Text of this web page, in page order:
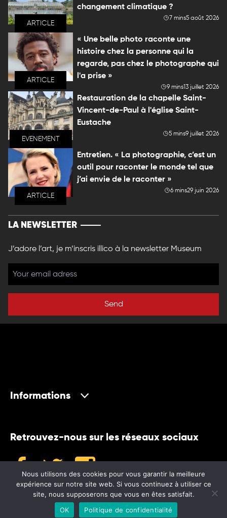
ARTICLE
changement climatique ?
7 mins5 août 2026
ARTICLE
« Une belle photo raconte une
histoire chez la personne qui la
regarde, pas chez le photographe qui
l'a prise »
9 mins13 juillet 2026
EVENEMENT
Restauration de la chapelle Saint-
Vincent-de-Paul à l'église Saint-
Eustache
5 mins9 juillet 2026
ARTICLE
Entretien. « La photographie, c’est un
outil pour raconter le monde tel que
j’ai envie de le raconter »
6 mins29 juin 2026
LA NEWSLETTER
J’adore l’art, je m’inscris illico à la newsletter Museum
Send
Informations
Retrouvez-nous sur les réseaux sociaux
Nous utilisons des cookies pour vous garantir la meilleure
expérience sur notre site web. Si vous continuez à utiliser ce
site, nous supposerons que vous en êtes satisfait.
OK
Politique de confidentialité